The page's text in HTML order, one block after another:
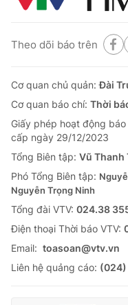
VTV Sức khoẻ
Thị trường 24h
VTV4
VTV9
Liên hệ tòa soạn
Theo dõi báo trên
Cơ quan chủ quản:Đài
Cơ quan báo chí: Thời
Giấy phép hoạt động
cấp ngày 29/12/2023
Tổng Biên tập: Vũ Thanh
Phó Tổng Biên tập:
Nguyễn Trọng Ninh
Tổng đài VTV: 024.38
Ðiện thoại Thời báo VTV:
Email: toasoan@vtv.vn
Liên hệ quảng cáo: (024)